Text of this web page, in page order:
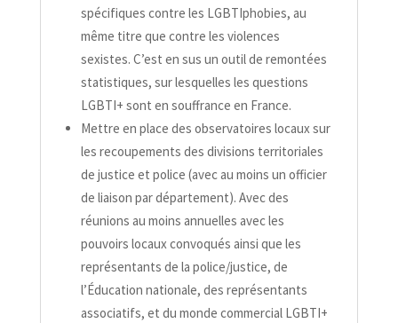
spécifiques contre les LGBTIphobies, au
même titre que contre les violences
sexistes. C’est en sus un outil de remontées
statistiques, sur lesquelles les questions
LGBTI+ sont en souffrance en France.
Mettre en place des observatoires locaux sur
les recoupements des divisions territoriales
de justice et police (avec au moins un officier
de liaison par département). Avec des
réunions au moins annuelles avec les
pouvoirs locaux convoqués ainsi que les
représentants de la police/​justice, de
l’Éducation nationale, des représentants
associatifs, et du monde commercial LGBTI+